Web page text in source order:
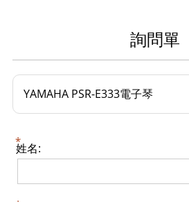
詢問單
YAMAHA PSR-E333電子琴
姓名: